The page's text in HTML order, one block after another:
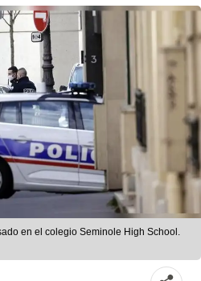
en el colegio Seminole High School.